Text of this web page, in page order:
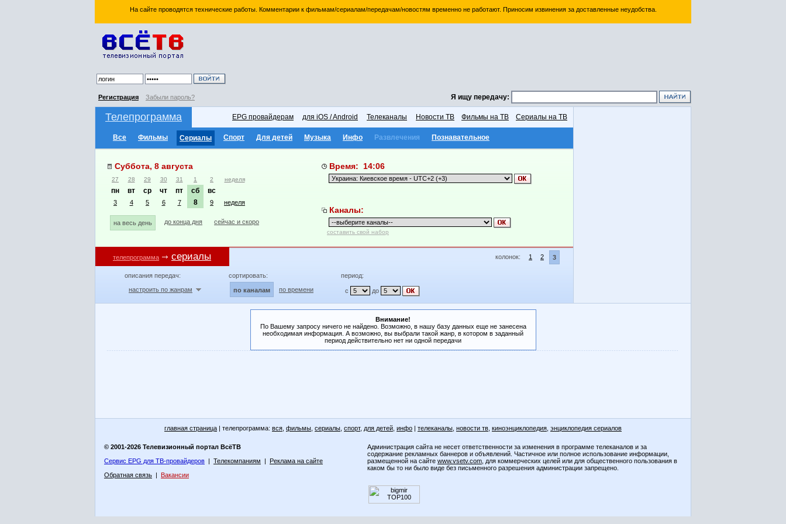
На сайте проводятся технические работы. Комментарии к фильмам/сериалам/передачам/новостям временно не работают. Приносим извинения за доставленные неудобства.
Регистрация Забыли пароль? Я ищу передачу:
Телепрограмма EPG провайдерам для iOS / Android Телеканалы Новости ТВ Фильмы на ТВ Сериалы на ТВ
Все Фильмы Сериалы Спорт Для детей Музыка Инфо Развлечения Познавательное
Суббота, 8 августа
27 28 29 30 31 1 2 неделя
пн вт ср чт пт сб вс
3 4 5 6 7 8 9 неделя
на весь день до конца дня сейчас и скоро
Время: 14:06
Каналы:
составить свой набор
телепрограмма сериалы колонок: 1 2 3
описания передач:
настроить по жанрам
сортировать:
по каналам по времени
период:
с до
Внимание!
По Вашему запросу ничего не найдено. Возможно, в нашу базу данных еще не занесена
необходимая информация. А возможно, вы выбрали такой жанр, в котором в заданный
период действительно нет ни одной передачи
главная страница | телепрограмма: вся фильмы сериалы спорт, для детей инфо | телеканалы новости тв киноэнциклопедия энциклопедия сериалов
© 2001-2026 Телевизионный портал ВсёТВ
Сервис EPG для ТВ-провайдеров | Телекомпаниям | Реклама на сайте
Обратная связь | Вакансии
Администрация сайта не несет ответственности за изменения в программе телеканалов и за
содержание рекламных баннеров и объявлений. Частичное или полное использование информации,
размещенной на сайте www.vsetv.com , для коммерческих целей или для общественного пользования в
каком бы то ни было виде без письменного разрешения администрации запрещено.